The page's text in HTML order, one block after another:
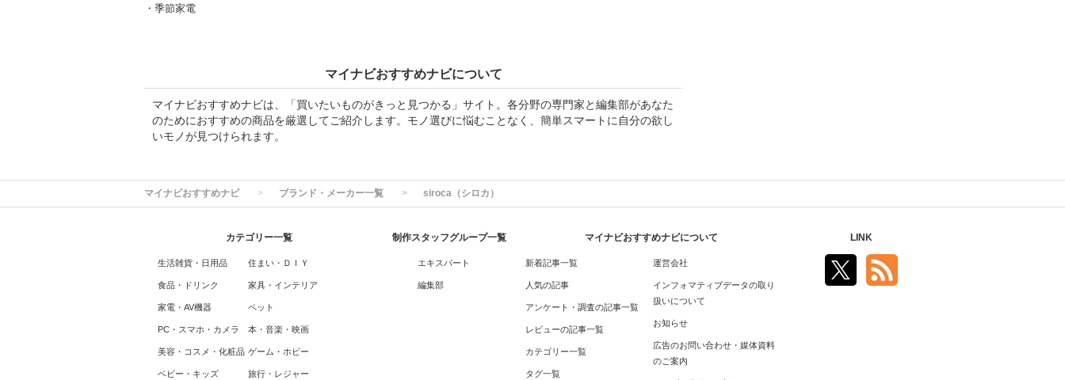
・季節家電
マイナビおすすめナビについて
マイナビおすすめナビは、「買いたいものがきっと見つかる」サイト。各分野の専門家と編集部があなた
のためにおすすめの商品を厳選してご紹介します。モノ選びに悩むことなく、簡単スマートに自分の欲し
いモノが見つけられます。
マイナビおすすめナビ ブランド・メーカー一覧 siroca（シロカ）
カテゴリー一覧
生活雑貨・日用品
食品・ドリンク
家電・AV機器
PC・スマホ・カメラ
美容・コスメ・化粧品
ベビー・キッズ
住まい・ＤＩＹ
家具・インテリア
ペット
本・音楽・映画
ゲーム・ホビー
旅行・レジャー
制作スタッフグループ一覧
エキスパート
編集部
マイナビおすすめナビについて
新着記事一覧
人気の記事
アンケート・調査の記事一覧
レビューの記事一覧
カテゴリー一覧
タグ一覧
運営会社
インフォマティブデータの取り
扱いについて
お知らせ
広告のお問い合わせ・媒体資料
のご案内
LINK